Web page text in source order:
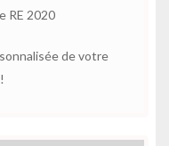
RE 2020
de votre